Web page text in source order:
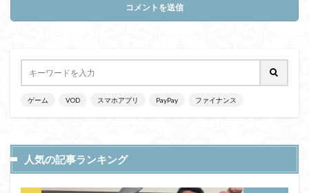
ゲーム VOD スマホアプリ PayPay ファイナンス
人気の記事ランキング